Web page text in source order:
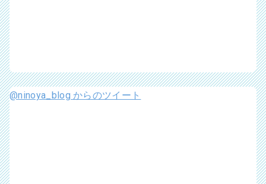
@ninoya_blog からのツイート